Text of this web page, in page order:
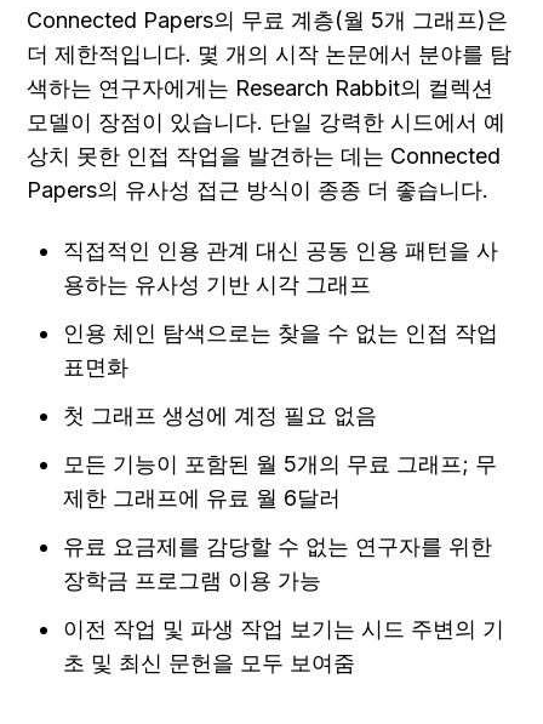
Connected Papers의 무료 계층(월 5개 그래프)은
더 제한적입니다. 몇 개의 시작 논문에서 분야를 탐
색하는 연구자에게는 Research Rabbit의 컬렉션
모델이 장점이 있습니다. 단일 강력한 시드에서 예
상치 못한 인접 작업을 발견하는 데는 Connected
Papers의 유사성 접근 방식이 종종 더 좋습니다.
직접적인 인용 관계 대신 공동 인용 패턴을 사
용하는 유사성 기반 시각 그래프
인용 체인 탐색으로는 찾을 수 없는 인접 작업
표면화
첫 그래프 생성에 계정 필요 없음
모든 기능이 포함된 월 5개의 무료 그래프; 무
제한 그래프에 유료 월 6달러
유료 요금제를 감당할 수 없는 연구자를 위한
장학금 프로그램 이용 가능
이전 작업 및 파생 작업 보기는 시드 주변의 기
초 및 최신 문헌을 모두 보여줌